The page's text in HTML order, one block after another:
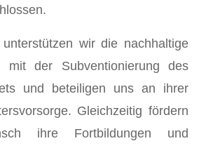
wir die nachhaltige
mit der Subventionierung des
und beteiligen uns an ihrer
Gleichzeitig fördern
ihre Fortbildungen und